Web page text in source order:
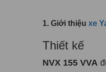
1. Giới thiệu xe
Thiết kế
NVX 155 VVA